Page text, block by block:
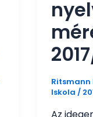
Ritsmann
Iskola /
Az